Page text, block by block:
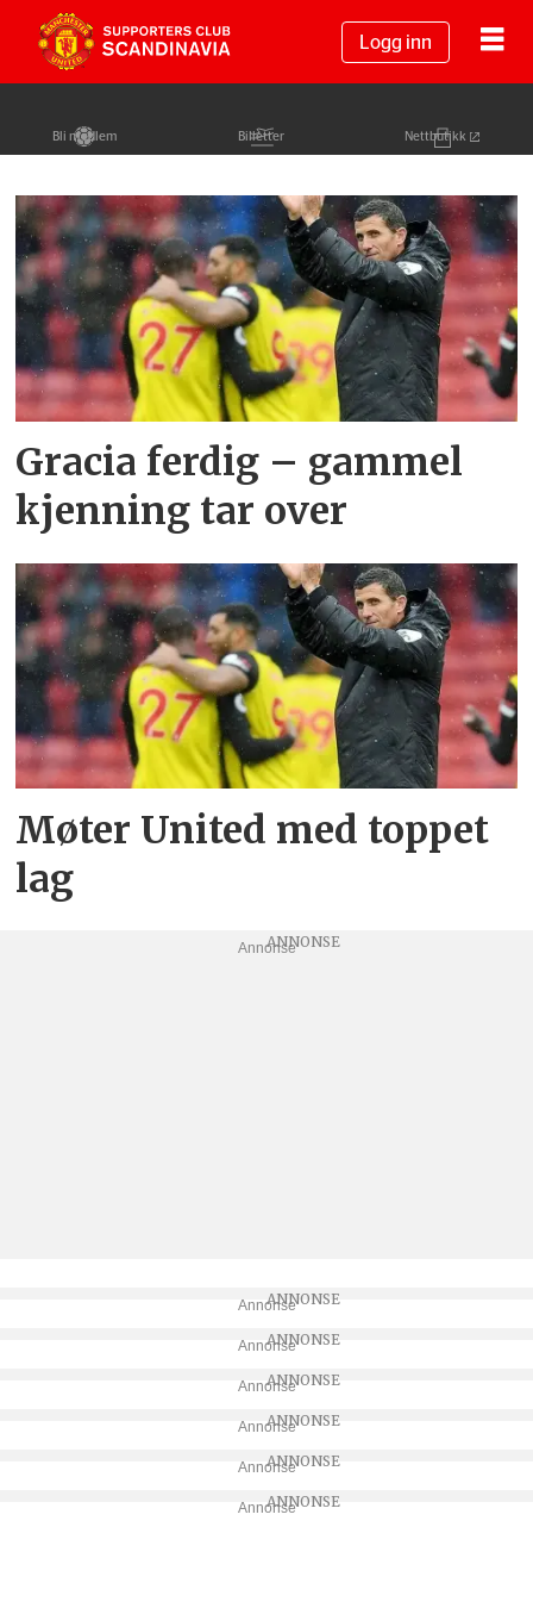
Logg inn
Bli medlem Billetter Nettbutikk
Tag:
javi
gracia
Gracia ferdig – gammel
kjenning tar over
Møter United med toppet
lag
Annonse
Annonse
Annonse
Annonse
Annonse
Annonse
Annonse